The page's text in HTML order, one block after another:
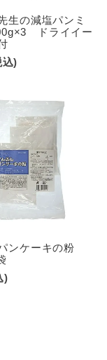
生の減塩パンミ
ドライイー
)
ンケーキの粉
)